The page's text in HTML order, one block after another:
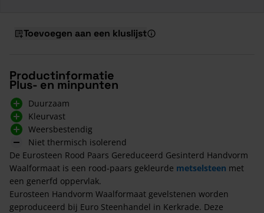
Toevoegen aan een kluslijst
Productinformatie
Plus- en minpunten
Duurzaam
Kleurvast
Weersbestendig
Niet thermisch isolerend
De Eurosteen Rood Paars Gereduceerd Gesinterd Handvorm
Waalformaat is een rood-paars gekleurde metselsteen met
een generfd oppervlak.
Eurosteen Handvorm Waalformaat gevelstenen worden
geproduceerd bij Euro Steenhandel in Kerkrade. Deze